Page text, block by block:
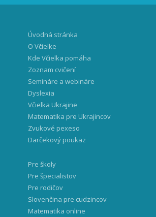
Úvodná stránka
O Včielke
Kde Včielka pomáha
Zoznam cvičení
Semináre a webináre
Dyslexia
Včielka Ukrajine
Matematika pre Ukrajincov
Zvukové pexeso
Darčekový poukaz
Pre školy
Pre špecialistov
Pre rodičov
Slovenčina pre cudzincov
Matematika online